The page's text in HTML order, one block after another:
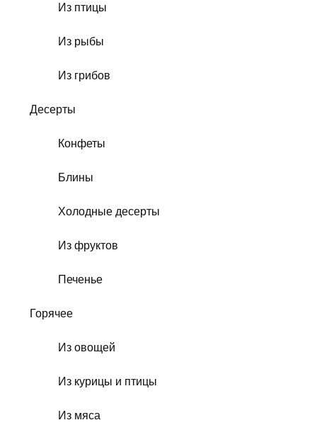
Из птицы
Из рыбы
Из грибов
Десерты
Конфеты
Блины
Холодные десерты
Из фруктов
Печенье
Горячее
Из овощей
Из курицы и птицы
Из мяса